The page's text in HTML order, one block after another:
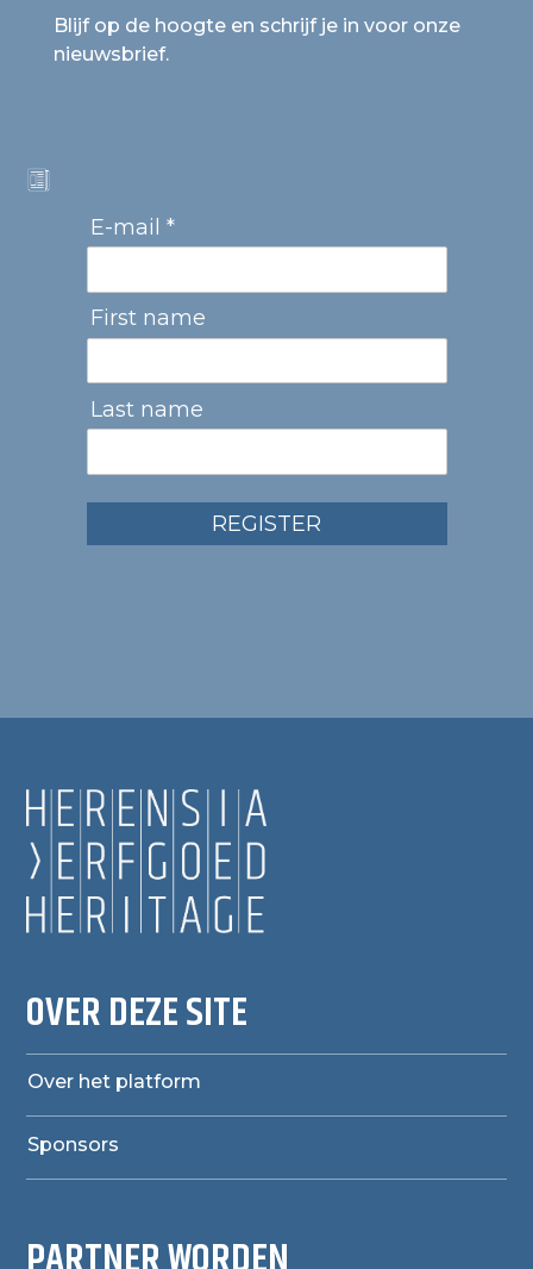
Blijf op de hoogte en schrijf je in voor onze
nieuwsbrief.
E-mail *
First name
Last name
REGISTER
OVER DEZE SITE
Over het platform
Sponsors